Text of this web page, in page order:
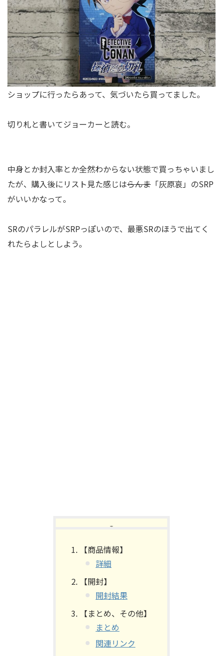
ショップに行ったらあって、気づいたら買ってました。
切り札と書いてジョーカーと読む。
中身とか封入率とか全然わからない状態で買っちゃいまし
たが、購入後にリスト見た感じはらんま 「灰原哀」のSRP
がいいかなって。
SRのパラレルがSRPっぽいので、最悪SRのほうで出てく
れたらよしとしよう。
【商品情報】
詳細
【開封】
開封結果
【まとめ、その他】
まとめ
関連リンク